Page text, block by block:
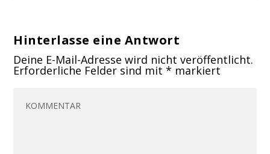
Hinterlasse eine Antwort
Deine E-Mail-Adresse wird nicht veröffentlicht.
Erforderliche Felder sind mit* markiert